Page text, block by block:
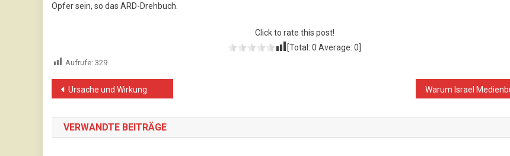
Opfer sein, so das ARD-Drehbuch.
Click to rate this post!
[Total: 0 Average: 0
Aufrufe: 329
Beitragsnavigation
Ursache und Wirkung
VERWANDTE BEITRÄGE